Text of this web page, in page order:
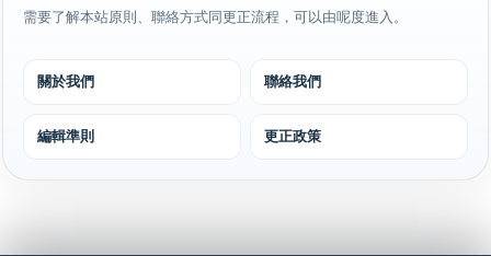
需要了解本站原則、聯絡方式同更正流程，可以由呢度進入。
關於我們 聯絡我們
編輯準則 更正政策